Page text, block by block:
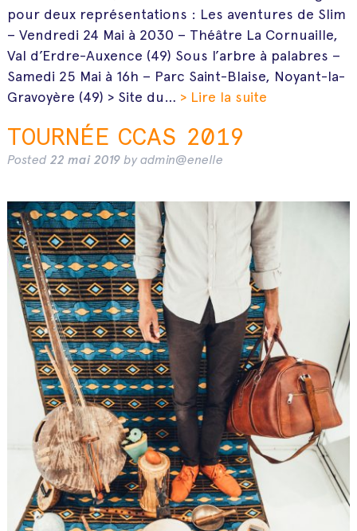
pour deux représentations : Les aventures de Slim
– Vendredi 24 Mai à 2030 – Théâtre La Cornuaille,
Val d’Erdre-Auxence (49) Sous l’arbre à palabres –
Samedi 25 Mai à 16h – Parc Saint-Blaise, Noyant-la-
Gravoyère (49) > Site du… > Lire la suite
TOURNÉE CCAS 2019
Posted 22 mai 2019 by admin@enelle